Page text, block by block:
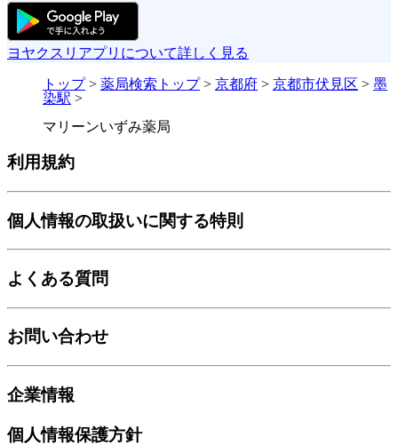
ヨヤクスリアプリについて詳しく見る
トップ> 薬局検索トップ> 京都府 > 京都市伏見区 > 墨
染駅 >
マリーンいずみ薬局
利用規約
個人情報の取扱いに関する特則
よくある質問
お問い合わせ
企業情報
個人情報保護方針